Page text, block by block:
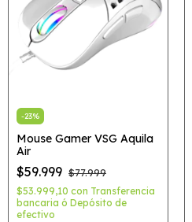
-23%
Mouse Gamer VSG Aquila
Air
$59.999 $77.999
$53.999,10 con Transferencia
bancaria ó Depósito de
efectivo